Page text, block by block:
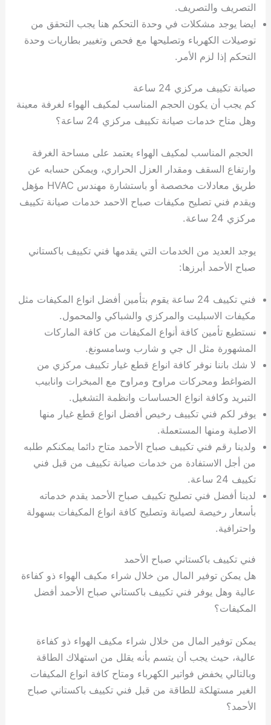
التصريف والتصريف.
ايضا يوجد مشكلات في وحدة التحكم هنا يجب التحقق من
توصيلات الكهرباء وتصليحها مع فحص وتغيير بطاريات وحدة
التحكم إذا لزم الأمر.
صيانة تكييف مركزي 24 ساعة
كم يجب أن يكون الحجم المناسب لمكيف الهواء لغرفة معينة
وهل متاح خدمات صيانة تكييف مركزي 24 ساعة؟
الحجم المناسب لمكيف الهواء يعتمد على مساحة الغرفة
وارتفاع السقف ومقدار العزل الحراري، ويمكن حسابه عن
طريق معادلات مخصصة أو باستشارة مهندس HVAC مؤهل
ويقدم فني تصليح مكيفات صباح الاحمد خدمات صيانة تكييف
مركزي 24 ساعة.
يوجد العديد من الخدمات التي يقدمها فني تكييف باكستاني
صباح الأحمد أبرزها:
فني تكييف 24 ساعة يقوم بتأمين أفضل انواع المكيفات مثل
مكيفات الاسبليت والمركزي والشباكي والمحمول.
نستطيع تأمين كافة أنواع المكيفات من كافة الماركات
المشهورة مثل ال جي و شارب وسامسونغ.
لا شك باننا نوفر كافة انواع قطع غيار تكييف مركزي من
الضواغط ومحركات مراوح ومراوح مع المبخرات وانابيب
التبريد وكافة انواع الحساسات وانظمة التشغيل.
يوفر لكم فني تكييف رخيص أفضل انواع قطع غيار منها
الاصلية ومنها المستعملة.
ولدينا رقم فني تكييف صباح الأحمد متاح دائما يمكنكم طلبه
من أجل الاستفادة من خدمات صيانة تكييف من قبل فني
تكييف 24 ساعة.
لدينا أفضل فني تصليح تكييف صباح الأحمد يقدم خدماته
بأسعار رخيصة لصيانة وتصليح كافة انواع المكيفات بسهولة
واحترافية.
فني تكييف باكستاني صباح الأحمد
هل يمكن توفير المال من خلال شراء مكيف الهواء ذو كفاءة
عالية وهل يوفر فني تكييف باكستاني صباح الأحمد أفضل
المكيفات؟
يمكن توفير المال من خلال شراء مكيف الهواء ذو كفاءة
عالية، حيث يجب أن يتسم بأنه يقلل من استهلاك الطاقة
وبالتالي يخفض فواتير الكهرباء ومتاح كافة انواع المكيفات
الغير مستهلكة للطاقة من قبل فني تكييف باكستاني صباح
الأحمد؟